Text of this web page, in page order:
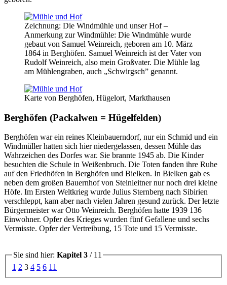
Zeichnung: Die Windmühle und unser Hof –
Anmerkung zur Windmühle: Die Windmühle wurde
gebaut von Samuel Weinreich, geboren am 10. März
1864 in Berghöfen. Samuel Weinreich ist der Vater von
Rudolf Weinreich, also mein Großvater. Die Mühle lag
am Mühlengraben, auch „Schwirgsch” genannt.
Karte von Berghöfen, Hügelort, Markthausen
Berghöfen (Packalwen = Hügelfelden)
Berghöfen war ein reines Kleinbauerndorf, nur ein Schmid und ein
Windmüller hatten sich hier niedergelassen, dessen Mühle das
Wahrzeichen des Dorfes war. Sie brannte 1945 ab. Die Kinder
besuchten die Schule in Weißenbruch. Die Toten fanden ihre Ruhe
auf den Friedhöfen in Berghöfen und Bielken. In Bielken gab es
neben dem großen Bauernhof von Steinleitner nur noch drei kleine
Höfe. Im Ersten Weltkrieg wurde Julius Sternberg nach Sibirien
verschleppt, kam aber nach vielen Jahren gesund zurück. Der letzte
Bürgermeister war Otto Weinreich. Berghöfen hatte 1939 136
Einwohner. Opfer des Krieges wurden fünf Gefallene und sechs
Vermisste. Opfer der Vertreibung, 15 Tote und 15 Vermisste.
Sie sind hier: Kapitel 3 / 11
1 2 3 4 5 6 11